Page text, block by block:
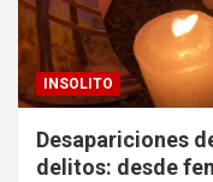
INSOLITO
Desapariciones
delitos: desde